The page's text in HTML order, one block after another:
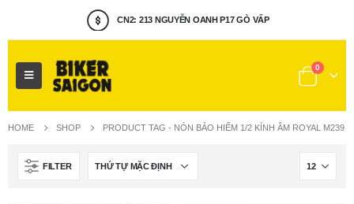
CN2: 213 NGUYỄN OANH P17 GÒ VẤP
0
HOME SHOP PRODUCT TAG - NÓN BẢO HIỂM 1/2 KÍNH ÂM ROYAL M239
FILTER